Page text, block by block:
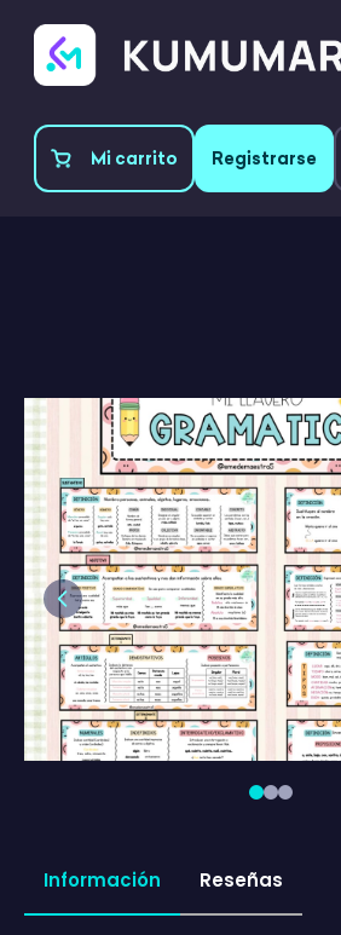
Mi carrito Registrarse
Previous
Información Reseñas